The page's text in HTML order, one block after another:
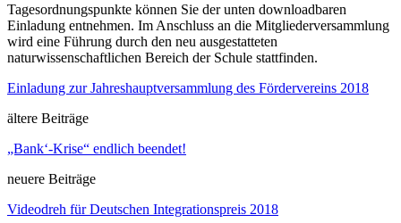
Tagesordnungspunkte können Sie der unten downloadbaren
Einladung entnehmen. Im Anschluss an die Mitgliederversammlung
wird eine Führung durch den neu ausgestatteten
naturwissenschaftlichen Bereich der Schule stattfinden.
Einladung zur Jahreshauptversammlung des Fördervereins 2018
ältere Beiträge
„Bank‘-Krise“ endlich beendet!
neuere Beiträge
Videodreh für Deutschen Integrationspreis 2018